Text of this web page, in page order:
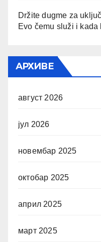
Držite dugme za
Evo čemu služi i
АРХИВЕ
август 2026
јул 2026
новембар 2025
октобар 2025
април 2025
март 2025